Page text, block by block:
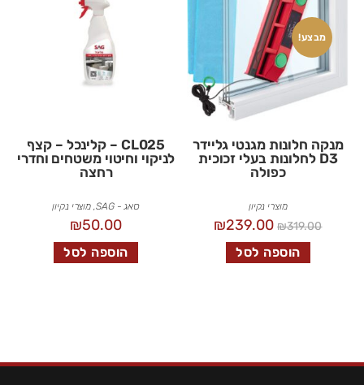
מבצע!
מנקה חלונות מגנטי גליידר
D3 לחלונות בעלי זכוכית
כפולה
מוצרי נקיון
₪319.00
₪239.00
הוספה לסל
CL025 – קלינכל – קצף
לניקוי וחיטוי משטחים וחדרי
רחצה
סאג - SAG , מוצרי נקיון
₪50.00
הוספה לסל